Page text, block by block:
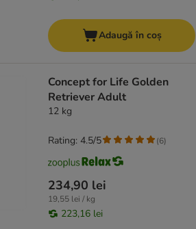
Adaugă în coș
Concept for Life Golden
Retriever Adult
12 kg
234,90 lei
19,55 lei / kg
223,16 lei
Rating: 4.5/5 (6)